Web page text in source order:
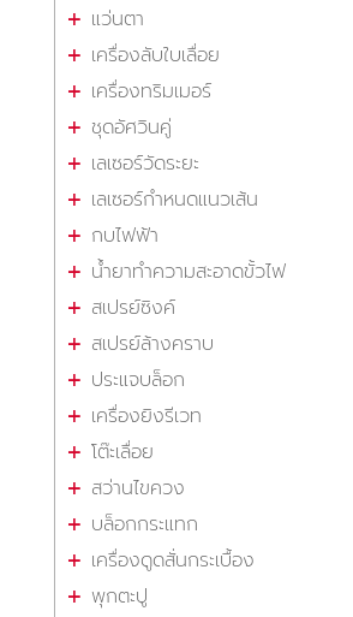
แว่นตา
เครื่องลับใบเลื่อย
เครื่องทริมเมอร์
ชุดอัศวินคู่
เลเซอร์วัดระยะ
เลเซอร์กำหนดแนวเส้น
กบไฟฟ้า
น้ำยาทำความสะอาดขั้วไฟ
สเปรย์ซิงค์
สเปรย์ล้างคราบ
ประแจบล็อก
เครื่องยิงรีเวท
โต๊ะเลื่อย
สว่านไขควง
บล็อกกระแทก
เครื่องดูดสั่นกระเบื้อง
พุกตะปู